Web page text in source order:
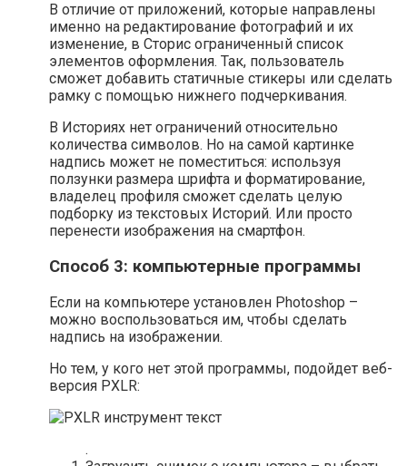
В отличие от приложений, которые направлены
именно на редактирование фотографий и их
изменение, в Сторис ограниченный список
элементов оформления. Так, пользователь
сможет добавить статичные стикеры или сделать
рамку с помощью нижнего подчеркивания.
В Историях нет ограничений относительно
количества символов. Но на самой картинке
надпись может не поместиться: используя
ползунки размера шрифта и форматирование,
владелец профиля сможет сделать целую
подборку из текстовых Историй. Или просто
перенести изображения на смартфон.
Способ 3: компьютерные программы
Если на компьютере установлен Photoshop –
можно воспользоваться им, чтобы сделать
надпись на изображении.
Но тем, у кого нет этой программы, подойдет веб-
версия PXLR:
.